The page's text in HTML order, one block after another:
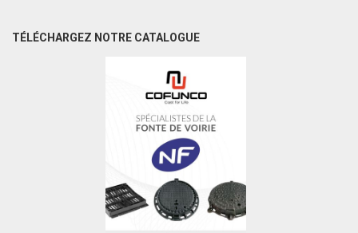
TÉLÉCHARGEZ NOTRE CATALOGUE